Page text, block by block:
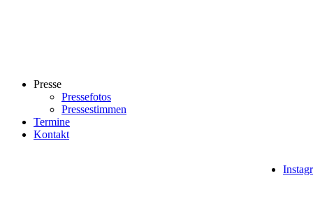
Presse
Pressefotos
Pressestimmen
Termine
Kontakt